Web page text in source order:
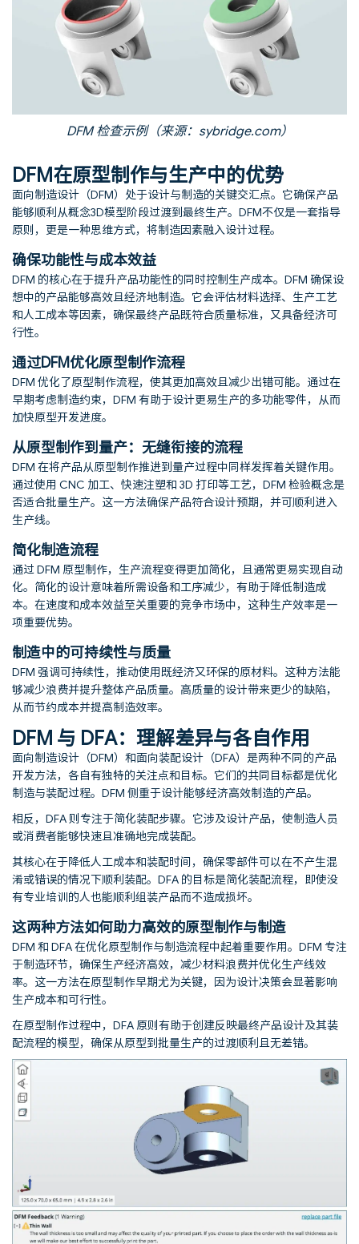
DFM 检查示例（来源：sybridge.com）
DFM在原型制作与生产中的优势
面向制造设计（DFM）处于设计与制造的关键交汇点。它确保产品
能够顺利从概念3D模型阶段过渡到最终生产。DFM不仅是一套指导
原则，更是一种思维方式，将制造因素融入设计过程。
确保功能性与成本效益
DFM 的核心在于提升产品功能性的同时控制生产成本。DFM 确保设
想中的产品能够高效且经济地制造。它会评估材料选择、生产工艺
和人工成本等因素，确保最终产品既符合质量标准，又具备经济可
行性。
通过DFM优化原型制作流程
DFM 优化了原型制作流程，使其更加高效且减少出错可能。通过在
早期考虑制造约束，DFM 有助于设计更易生产的多功能零件，从而
加快原型开发进度。
从原型制作到量产：无缝衔接的流程
DFM 在将产品从原型制作推进到量产过程中同样发挥着关键作用。
通过使用 CNC 加工、快速注塑和 3D 打印等工艺，DFM 检验概念是
否适合批量生产。这一方法确保产品符合设计预期，并可顺利进入
生产线。
简化制造流程
通过 DFM 原型制作，生产流程变得更加简化，且通常更易实现自动
化。简化的设计意味着所需设备和工序减少，有助于降低制造成
本。在速度和成本效益至关重要的竞争市场中，这种生产效率是一
项重要优势。
制造中的可持续性与质量
DFM 强调可持续性，推动使用既经济又环保的原材料。这种方法能
够减少浪费并提升整体产品质量。高质量的设计带来更少的缺陷，
从而节约成本并提高制造效率。
DFM 与 DFA：理解差异与各自作用
面向制造设计（DFM）和面向装配设计（DFA）是两种不同的产品
开发方法，各自有独特的关注点和目标。它们的共同目标都是优化
制造与装配过程。DFM 侧重于设计能够经济高效制造的产品。
相反，DFA 则专注于简化装配步骤。它涉及设计产品，使制造人员
或消费者能够快速且准确地完成装配。
其核心在于降低人工成本和装配时间，确保零部件可以在不产生混
淆或错误的情况下顺利装配。DFA 的目标是简化装配流程，即使没
有专业培训的人也能顺利组装产品而不造成损坏。
这两种方法如何助力高效的原型制作与制造
DFM 和 DFA 在优化原型制作与制造流程中起着重要作用。DFM 专注
于制造环节，确保生产经济高效，减少材料浪费并优化生产线效
率。这一方法在原型制作早期尤为关键，因为设计决策会显著影响
生产成本和可行性。
在原型制作过程中，DFA 原则有助于创建反映最终产品设计及其装
配流程的模型，确保从原型到批量生产的过渡顺利且无差错。